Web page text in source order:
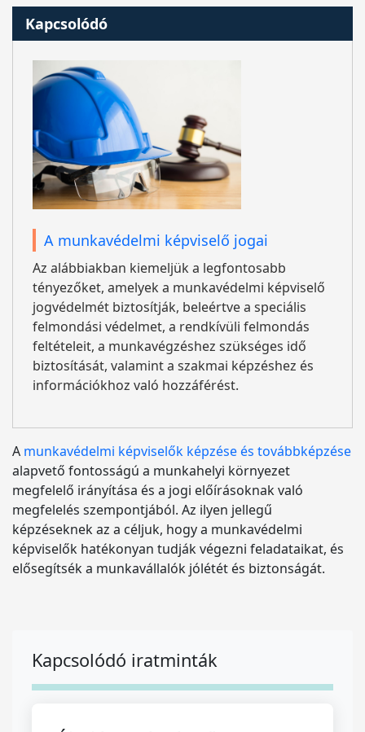
Kapcsolódó
A munkavédelmi képviselő jogai
Az alábbiakban kiemeljük a legfontosabb
tényezőket, amelyek a munkavédelmi képviselő
jogvédelmét biztosítják, beleértve a speciális
felmondási védelmet, a rendkívüli felmondás
feltételeit, a munkavégzéshez szükséges idő
biztosítását, valamint a szakmai képzéshez és
információkhoz való hozzáférést.
A munkavédelmi képviselők képzése és továbbképzése
alapvető fontosságú a munkahelyi környezet
megfelelő irányítása és a jogi előírásoknak való
megfelelés szempontjából. Az ilyen jellegű
képzéseknek az a céljuk, hogy a munkavédelmi
képviselők hatékonyan tudják végezni feladataikat, és
elősegítsék a munkavállalók jólétét és biztonságát.
Kapcsolódó iratminták